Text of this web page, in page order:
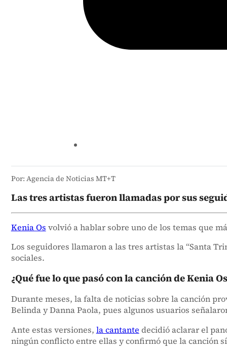
Por: Agencia de Noticias MT+T
Las tres artistas fueron llamadas por sus
Kenia Os volvió a hablar sobre uno de los temas que
Los seguidores llamaron a las tres artistas la “Santa
sociales.
¿Qué fue lo que pasó con la canción de Kenia
Durante meses, la falta de noticias sobre la canción
Belinda y Danna Paola, pues algunos usuarios
Ante estas versiones, la cantante decidió aclarar el
ningún conflicto entre ellas y confirmó que la canción